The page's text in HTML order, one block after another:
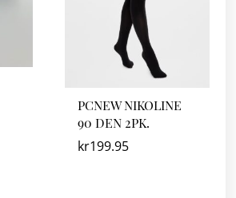
PCNEW NIKOLINE
90 DEN 2PK.
kr199.95